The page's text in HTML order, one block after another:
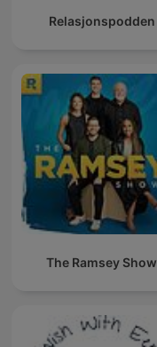
Relasjonspodden
The Ramsey Show